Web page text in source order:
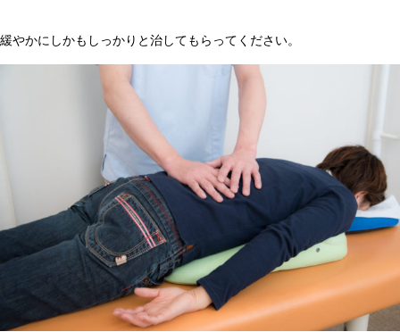
緩やかにしかもしっかりと治してもらってください。